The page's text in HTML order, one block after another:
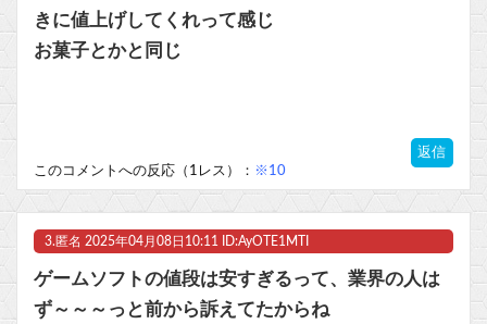
きに値上げしてくれって感じ
お菓子とかと同じ
返信
このコメントへの反応（1レス）： ※10
3. 匿名 2025年04月08日10:11 ID:AyOTE1MTI
ゲームソフトの値段は安すぎるって、業界の人は
ず～～～っと前から訴えてたからね